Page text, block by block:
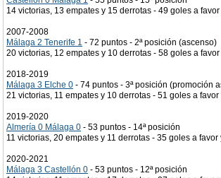
14 victorias, 13 empates y 15 derrotas - 49 goles a
2007-2008
Málaga 2 Tenerife 1 - 72 puntos - 2ª posición (ascenso)
20 victorias, 12 empates y 10 derrotas - 58 goles a
2018-2019
Málaga 3 Elche 0 - 74 puntos - 3ª posición (promoción
21 victorias, 11 empates y 10 derrotas - 51 goles a
2019-2020
Almería 0 Málaga 0 - 53 puntos - 14ª posición
11 victorias, 20 empates y 11 derrotas - 35 goles a
2020-2021
Málaga 3 Castellón 0 - 53 puntos - 12ª posición